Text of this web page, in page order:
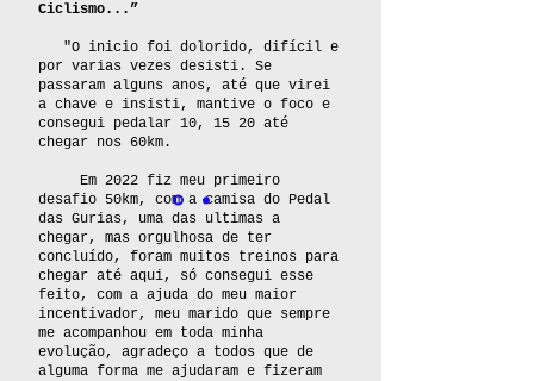
Ciclismo...”
"O inicio foi dolorido, difícil e
por varias vezes desisti. Se
passaram alguns anos, até que virei
a chave e insisti, mantive o foco e
consegui pedalar 10, 15 20 até
chegar nos 60km.
Em 2022 fiz meu primeiro
desafio 50km, com a camisa do Pedal
das Gurias, uma das ultimas a
chegar, mas orgulhosa de ter
concluído, foram muitos treinos para
chegar até aqui, só consegui esse
feito, com a ajuda do meu maior
incentivador, meu marido que sempre
me acompanhou em toda minha
evolução, agradeço a todos que de
alguma forma me ajudaram e fizeram